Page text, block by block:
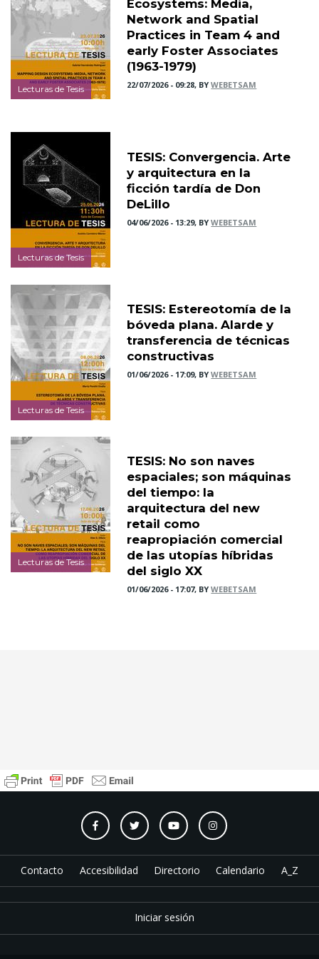
Lecturas de Tesis
Ecosystems: Media,
Network and Spatial
Practices in Team 4 and
early Foster Associates
(1963-1979)
22/07/2026 - 09:28, BYWEBETSAM
Lecturas de Tesis
TESIS: Convergencia. Arte
y arquitectura en la
ficción tardía de Don
DeLillo
04/06/2026 - 13:29, BYWEBETSAM
Lecturas de Tesis
TESIS: Estereotomía de la
bóveda plana. Alarde y
transferencia de técnicas
constructivas
01/06/2026 - 17:09, BYWEBETSAM
Lecturas de Tesis
TESIS: No son naves
espaciales; son máquinas
del tiempo: la
arquitectura del new
retail como
reapropiación comercial
de las utopías híbridas
del siglo XX
01/06/2026 - 17:07, BYWEBETSAM
Contacto Accesibilidad Directorio Calendario A_Z
Iniciar sesión